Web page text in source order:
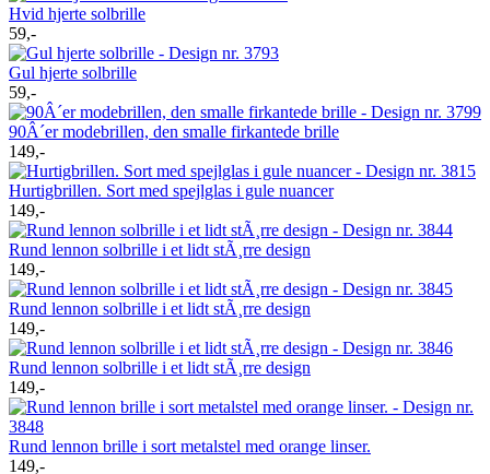
Hvid hjerte solbrille
59,-
Gul hjerte solbrille
59,-
90Â´er modebrillen, den smalle firkantede brille
149,-
Hurtigbrillen. Sort med spejlglas i gule nuancer
149,-
Rund lennon solbrille i et lidt stÃ¸rre design
149,-
Rund lennon solbrille i et lidt stÃ¸rre design
149,-
Rund lennon solbrille i et lidt stÃ¸rre design
149,-
Rund lennon brille i sort metalstel med orange linser.
149,-